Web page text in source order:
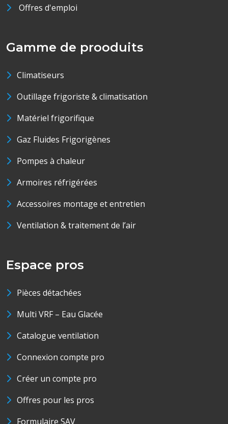
Offres d'emploi
Gamme de prooduits
Climatiseurs
Outillage frigoriste & climatisation
Matériel frigorifique
Gaz Fluides Frigorigènes
Pompes à chaleur
Armoires réfrigérées
Accessoires montage et entretien
Ventilation & traitement de l’air
Espace pros
Pièces détachées
Multi VRF – Eau Glacée
Catalogue ventilation
Connexion compte pro
Créer un compte pro
Offres pour les pros
Formulaire SAV